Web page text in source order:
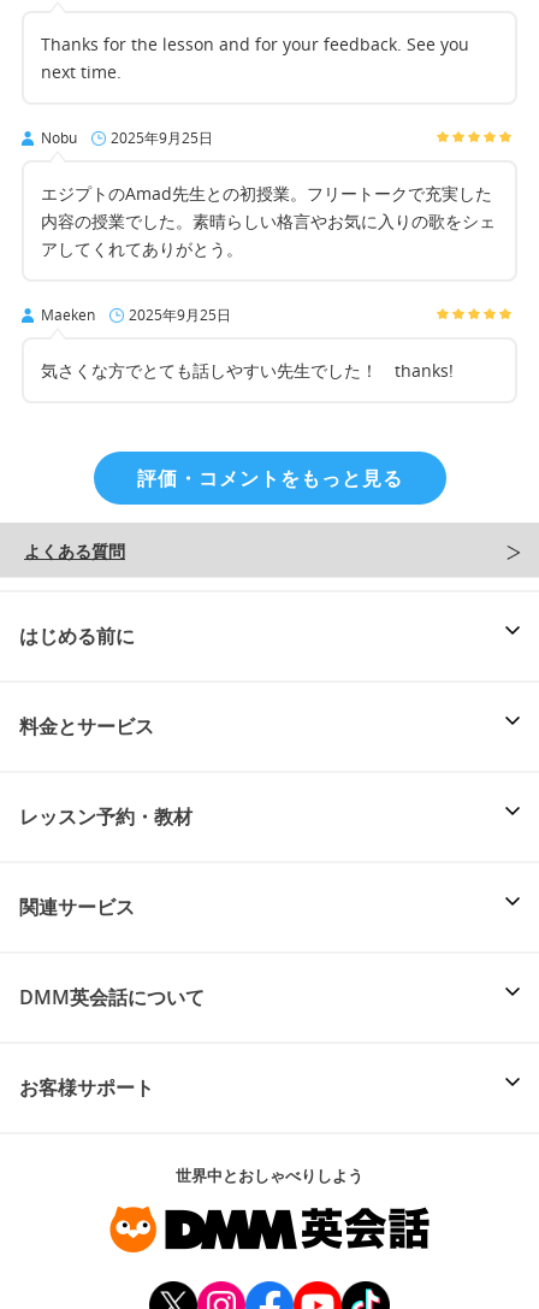
Thanks for the lesson and for your feedback. See you
next time.
Nobu 2025年9月25日
エジプトのAmad先生との初授業。フリートークで充実した
内容の授業でした。素晴らしい格言やお気に入りの歌をシェ
アしてくれてありがとう。
Maeken 2025年9月25日
気さくな方でとても話しやすい先生でした！ thanks!
評価・コメントをもっと見る
よくある質問
はじめる前に
料金とサービス
レッスン予約・教材
関連サービス
DMM英会話について
お客様サポート
世界中とおしゃべりしよう